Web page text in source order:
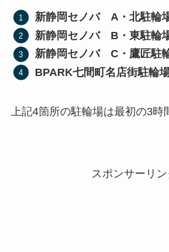
新静岡セノバ A・北駐輪
新静岡セノバ B・東駐輪
新静岡セノバ C・鷹匠駐
BPARK七間町名店街駐輪
上記4箇所の駐輪場は最初の3時
スポンサーリン